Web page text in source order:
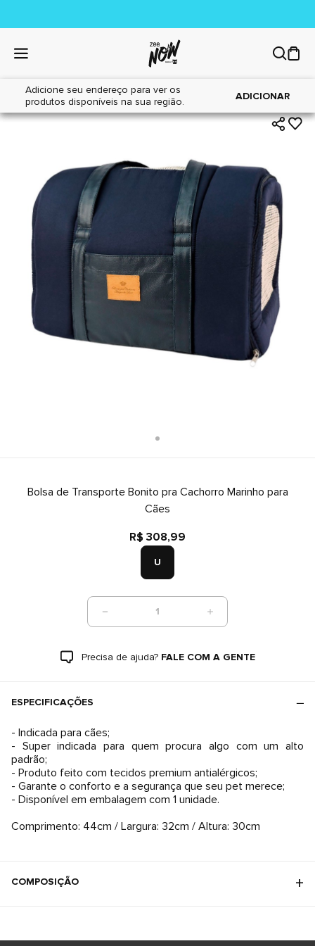
Adicione seu endereço para ver os
produtos disponíveis na sua região.
ADICIONAR
Home|Cães|Acessórios
Bolsa de Transporte Bonito pra Cachorro Marinho para
Cães
R$ 308,99
U
1
Precisa de ajuda? FALE COM A GENTE
ESPECIFICAÇÕES
- Indicada para cães;
- Super indicada para quem procura algo com um alto
padrão;
- Produto feito com tecidos premium antialérgicos;
- Garante o conforto e a segurança que seu pet merece;
- Disponível em embalagem com 1 unidade.
Comprimento: 44cm / Largura: 32cm / Altura: 30cm
COMPOSIÇÃO